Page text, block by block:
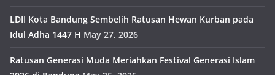
LDII Kota Bandung Sembelih Ratusan Hewan Kurban pada
Idul Adha 1447 H May 27, 2026
Ratusan Generasi Muda Meriahkan Festival Generasi Islam